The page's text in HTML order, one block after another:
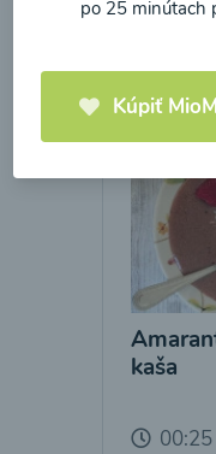
kaša
00:25
po 25 minútach
Kúpiť